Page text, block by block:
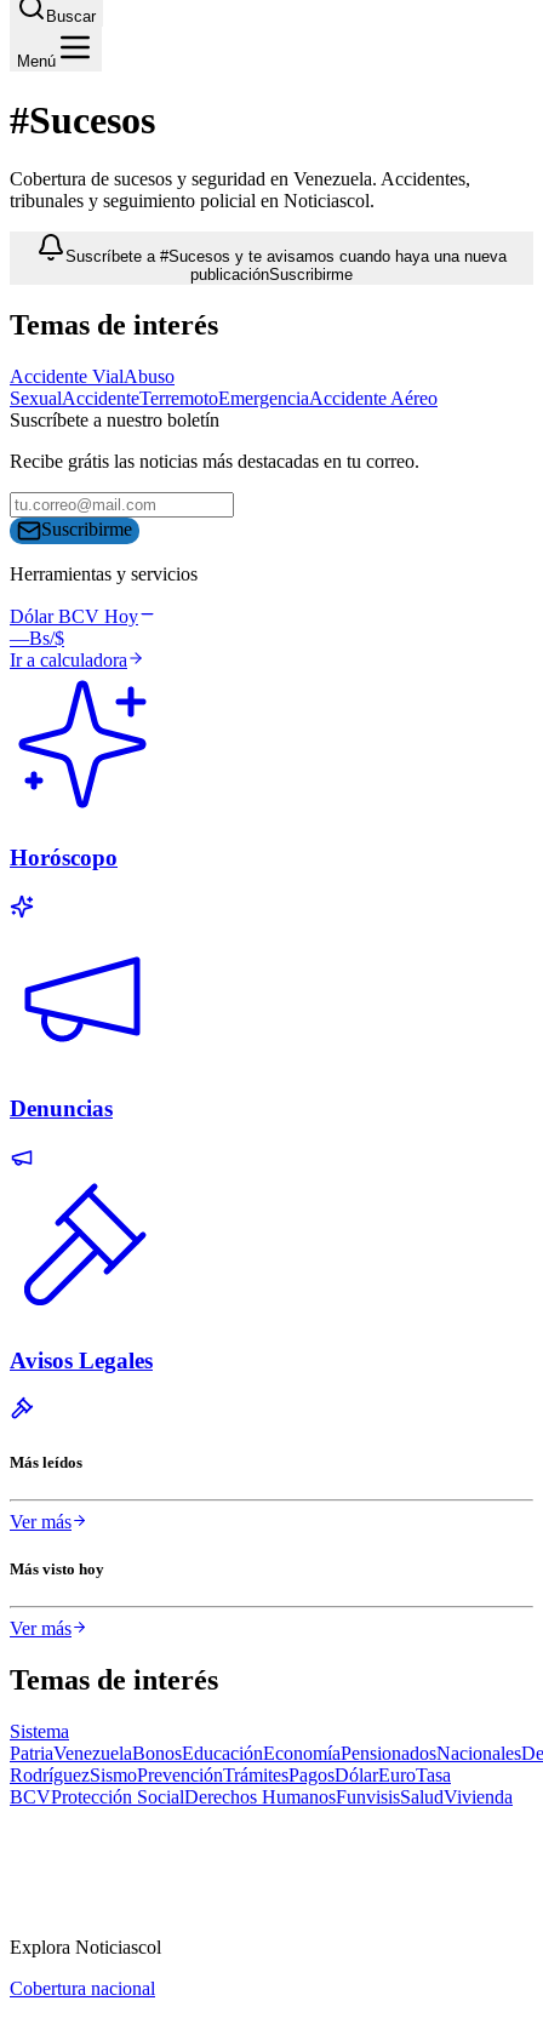
Buscar
Menú
#Sucesos
Cobertura de sucesos y seguridad en Venezuela. Accidentes,
tribunales y seguimiento policial en Noticiascol.
Suscríbete a #Sucesos y te avisamos cuando haya una nueva
publicaciónSuscribirme
Temas de interés
Accidente VialAbuso
SexualAccidenteTerremotoEmergenciaAccidente Aéreo
Suscríbete a nuestro boletín
Recibe grátis las noticias más destacadas en tu correo.
Suscribirme
Herramientas y servicios
Dólar BCV Hoy
—Bs/$
Ir a calculadora
Horóscopo
Denuncias
Avisos Legales
Más leídos
Ver más
Más visto hoy
Ver más
Temas de interés
Sistema
PatriaVenezuelaBonosEducaciónEconomíaPensionadosNacionales
RodríguezSismoPrevenciónTrámitesPagosDólarEuroTasa
BCVProtección SocialDerechos HumanosFunvisisSaludVivienda
Explora Noticiascol
Cobertura nacional